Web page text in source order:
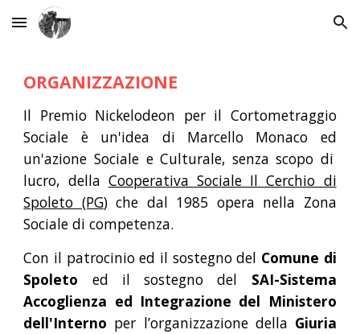
Skip to main content Skip to navigation
ORGANIZZAZIONE
Il Premio Nickelodeon per il Cortometraggio
Sociale è un'idea di Marcello Monaco ed
un'azione Sociale e Culturale, senza scopo di
lucro, della Cooperativa Sociale Il Cerchio di
Spoleto (PG) che dal 1985 opera nella Zona
Sociale di competenza.
Con il patrocinio ed il sostegno del Comune di
Spoleto ed il sostegno del SAI-Sistema
Accoglienza ed Integrazione del Ministero
dell'Interno per l’organizzazione della Giuria